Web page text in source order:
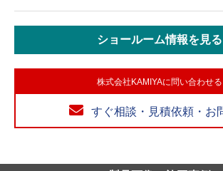
ショールーム情報を見る
株式会社KAMIYAに問い合わせる
すぐ相談・見積依頼・お